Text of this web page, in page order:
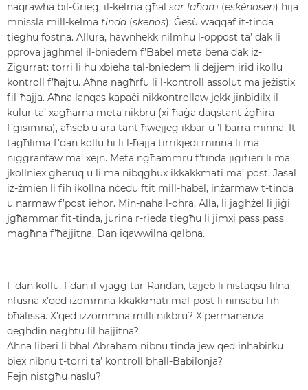
naqrawha bil-Grieg, il-kelma għal sar laħam (eskénosen) hija
mnissla mill-kelma tinda (skenos): Ġesù waqqaf it-tinda
tiegħu fostna. Allura, hawnhekk nilmħu l-oppost ta’ dak li
pprova jagħmel il-bniedem f’Babel meta bena dak iż-
Żigurrat: torri li hu xbieha tal-bniedem li dejjem irid ikollu
kontroll f’ħajtu. Aħna nagħrfu li l-kontroll assolut ma jeżistix
fil-ħajja. Aħna lanqas kapaċi nikkontrollaw jekk jinbidilx il-
kulur ta’ xagħarna meta nikbru (xi ħaġa daqstant żgħira
f’ġisimna), aħseb u ara tant ħwejjeġ ikbar u ’l barra minna. It-
tagħlima f’dan kollu hi li l-ħajja tirrikjedi minna li ma
niggranfaw ma’ xejn. Meta ngħammru f’tinda jiġifieri li ma
jkollniex għeruq u li ma nibqgħux ikkakkmati ma’ post. Jasal
iż-żmien li fih ikollna nċedu ftit mill-ħabel, inżarmaw t-tinda
u narmaw f’post ieħor. Min-naħa l-oħra, Alla, li jagħżel li jiġi
jgħammar fit-tinda, jurina r-rieda tiegħu li jimxi pass pass
magħna f’ħajjitna. Dan iqawwilna qalbna.
F’dan kollu, f’dan il-vjaġġ tar-Randan, tajjeb li nistaqsu lilna
nfusna x’qed iżommna kkakkmati mal-post li ninsabu fih
bħalissa. X’qed iżżommna milli nikbru? X’permanenza
qegħdin nagħtu lil ħajjitna?
Aħna liberi li bħal Abraham nibnu tinda jew qed inħabirku
biex nibnu t-torri ta’ kontroll bħall-Babilonja?
Fejn nistgħu naslu?